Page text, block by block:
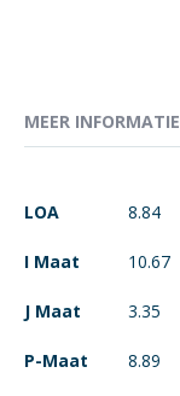
MEER INFORMATIE
Meer
LOA 8.84
I Maat 10.67
J Maat 3.35
P-Maat 8.89